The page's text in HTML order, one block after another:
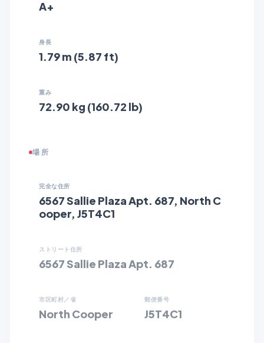
A+
身長
1.79 m (5.87 ft)
重み
72.90 kg (160.72 lb)
場所
完全な住所
6567 Sallie Plaza Apt. 687, North C
ooper, J5T4C1
ストリート住所
6567 Sallie Plaza Apt. 687
市区町村／省
North Cooper
郵便番号
J5T4C1